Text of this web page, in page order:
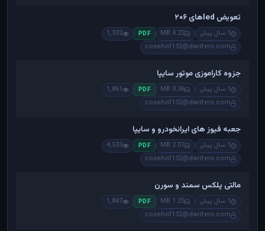
تعویض ledهای ۲۰۶
1 سال پیش 4.22 MB
PDF
1,332
cosehof132@dwriters.com
جزوه کاراموزی موتور سایپا
1 سال پیش 0.36 MB
PDF
1,861
cosehof132@dwriters.com
جعبه فیوز های ایرانخودرو و سایپا
1 سال پیش 2.07 MB
PDF
4,533
cosehof132@dwriters.com
مالتی پلکس سمند و سورن
1 سال پیش 1.25 MB
PDF
1,847
cosehof132@dwriters.com